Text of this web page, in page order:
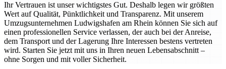
Ihr Vertrauen ist unser wichtigstes Gut. Deshalb legen wir größten
Wert auf Qualität, Pünktlichkeit und Transparenz. Mit unserem
Umzugsunternehmen Ludwigshafen am Rhein können Sie sich auf
einen professionellen Service verlassen, der auch bei der Anreise,
dem Transport und der Lagerung Ihre Interessen bestens vertreten
wird. Starten Sie jetzt mit uns in Ihren neuen Lebensabschnitt –
ohne Sorgen und mit voller Sicherheit.